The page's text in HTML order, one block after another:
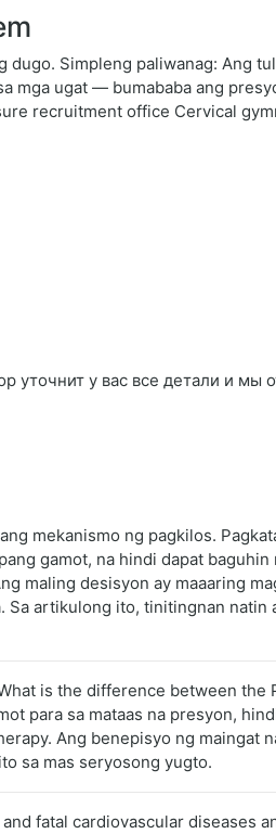
dugo. Simpleng paliwanag: Ang
mga ugat — bumababa ang
recruitment office Cervical
уточнит у вас все детали и мы
mekanismo ng pagkilos.
gamot, na hindi dapat baguhin
maling desisyon ay maaaring
Sa artikulong ito, tinitingnan natin
is the difference between the
para sa mataas na presyon,
Ang benepisyo ng maingat
sa mas seryosong yugto.
fatal cardiovascular diseases